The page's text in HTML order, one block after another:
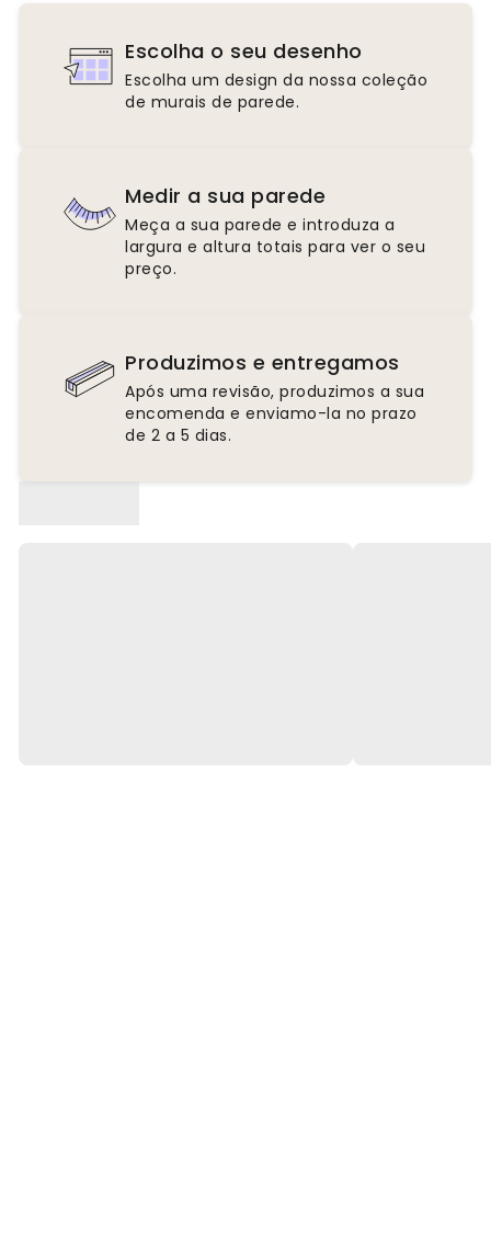
Escolha o seu desenho
Escolha um design da nossa coleção
de murais de parede.
Medir a sua parede
Meça a sua parede e introduza a
largura e altura totais para ver o seu
preço.
Produzimos e entregamos
Após uma revisão, produzimos a sua
encomenda e enviamo-la no prazo
de 2 a 5 dias.